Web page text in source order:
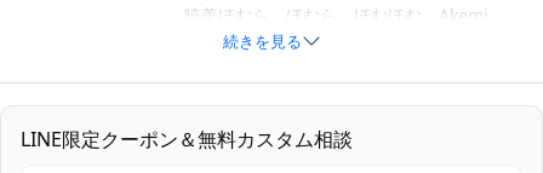
暁美ほむら、ほむら、ほむほむ、Akemi
Homura
衣装バージョン
〈ワルプルギスの廻天〉版
サイズ
S、M、L、XL
続きを見る
LINE限定クーポン＆無料カスタム相談